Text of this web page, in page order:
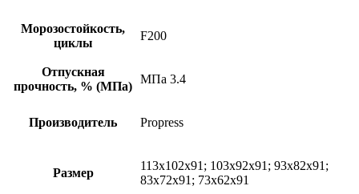
Морозостойкость,
циклы
F200
Отпускная
прочность, % (МПа)
МПа 3.4
Производитель Propress
Размер
113х102х91; 103х92х91; 93х82х91;
83х72х91; 73х62х91